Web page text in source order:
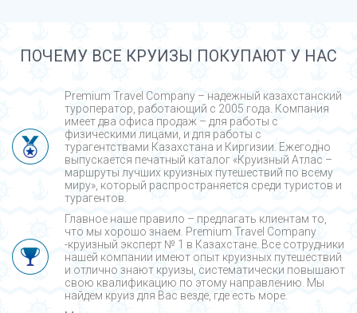
ПОЧЕМУ ВСЕ КРУИЗЫ ПОКУПАЮТ У НАС
Premium Travel Company – надежный казахстанский
туроператор, работающий с 2005 года. Компания
имеет два офиса продаж – для работы с
физическими лицами, и для работы с
турагентствами Казахстана и Киргизии. Ежегодно
выпускается печатный каталог «Круизный Атлас –
маршруты лучших круизных путешествий по всему
миру», который распространяется среди туристов и
турагентов.
Главное наше правило – предлагать клиентам то,
что мы хорошо знаем. Premium Travel Company
-круизный эксперт № 1 в Казахстане. Все сотрудники
нашей компании имеют опыт круизных путешествий
и отлично знают круизы, систематически повышают
свою квалификацию по этому направлению. Мы
найдем круиз для Вас везде, где есть море.